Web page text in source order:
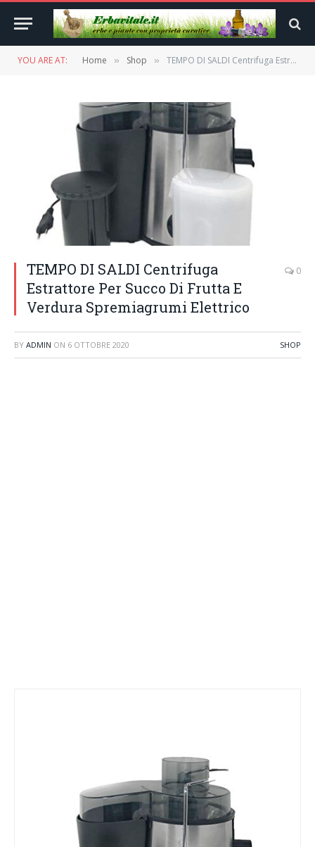
YOU ARE AT: Home » Shop » TEMPO DI SALDI Centrifuga Estrattore Per Succo Di Frutta E Verdura Spremiagrumi Elettrico
TEMPO DI SALDI Centrifuga
Estrattore Per Succo Di Frutta E
Verdura Spremiagrumi Elettrico
0
BY ADMIN ON 6 OTTOBRE 2020 SHOP